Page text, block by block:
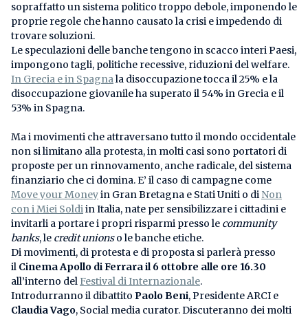
sopraffatto un sistema politico troppo debole, imponendo le
proprie regole che hanno causato la crisi e impedendo di
trovare soluzioni.
Le speculazioni delle banche tengono in scacco interi Paesi,
impongono tagli, politiche recessive, riduzioni del welfare.
In Grecia e in Spagnala disoccupazione tocca il 25% e la
disoccupazione giovanile ha superato il 54% in Grecia e il
53% in Spagna.
Ma i movimenti che attraversano tutto il mondo occidentale
non si limitano alla protesta, in molti casi sono portatori di
proposte per un rinnovamento, anche radicale, del sistema
finanziario che ci domina. E’ il caso di campagne come
Move your Moneyin Gran Bretagna e Stati Uniti o di Non
con i Miei Soldiin Italia, nate per sensibilizzare i cittadini e
invitarli a portare i propri risparmi presso le community
banks, le credit unionso le banche etiche.
Di movimenti, di protesta e di proposta si parlerà presso
il Cinema Apollo di Ferrara il 6 ottobre alle ore 16.30
all’interno del Festival di Internazionale.
Introdurranno il dibattito Paolo Beni, Presidente ARCI e
Claudia Vago, Social media curator. Discuteranno dei molti